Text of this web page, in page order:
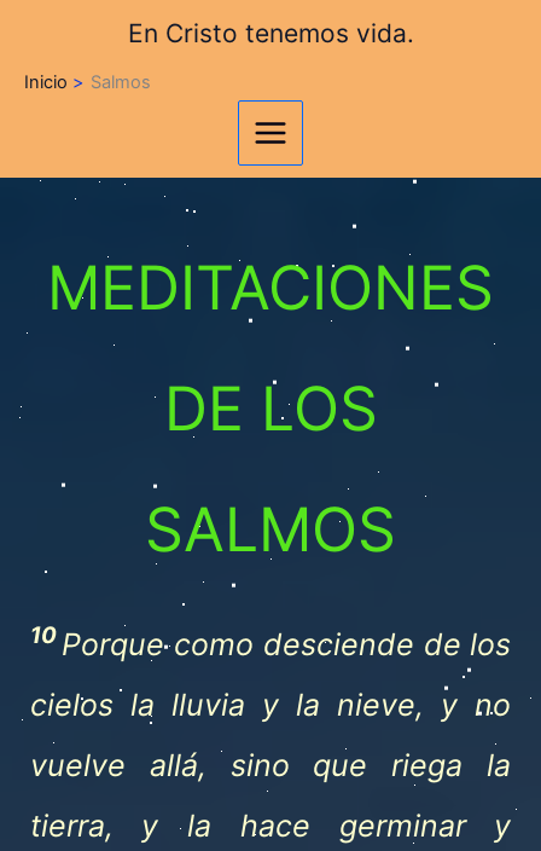
contenido
En Cristo tenemos vida.
Inicio Salmos
MEDITACIONES
DE LOS
SALMOS
10 Porque como desciende de los
cielos la lluvia y la nieve, y no
vuelve allá, sino que riega la
tierra, y la hace germinar y